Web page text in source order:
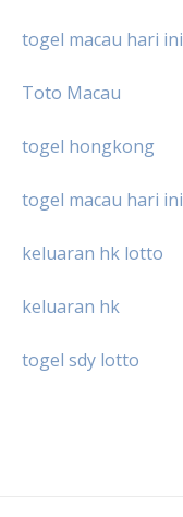
togel macau hari ini
Toto Macau
togel hongkong
togel macau hari ini
keluaran hk lotto
keluaran hk
togel sdy lotto